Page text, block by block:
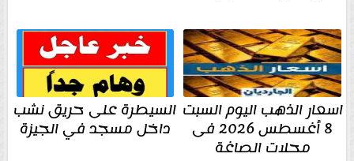
اسعار الذهب اليوم السبت
8 أغسطس 2026 فى
محلات الصاغة
السيطرة على حريق نشب
داخل مسجد في الجيزة